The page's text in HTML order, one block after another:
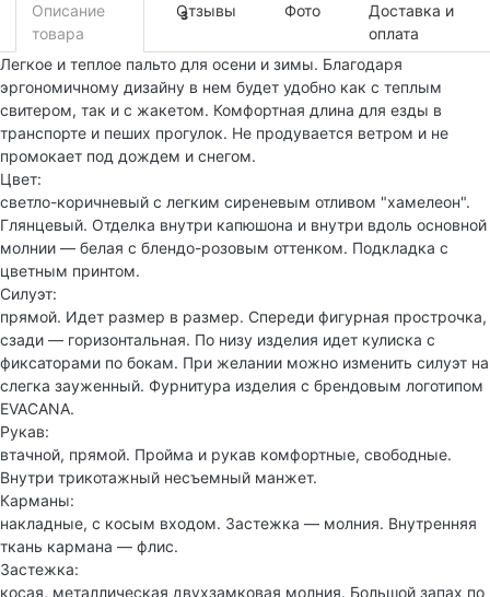
Описание
товара
Отзывы
3 Фото
Доставка и
оплата
Легкое и теплое пальто для осени и зимы. Благодаря
эргономичному дизайну в нем будет удобно как с теплым
свитером, так и с жакетом. Комфортная длина для езды в
транспорте и пеших прогулок. Не продувается ветром и не
промокает под дождем и снегом.
Цвет:
светло-коричневый с легким сиреневым отливом "хамелеон".
Глянцевый. Отделка внутри капюшона и внутри вдоль основной
молнии — белая с блендо-розовым оттенком. Подкладка с
цветным принтом.
Силуэт:
прямой. Идет размер в размер. Спереди фигурная прострочка,
сзади — горизонтальная. По низу изделия идет кулиска с
фиксаторами по бокам. При желании можно изменить силуэт на
слегка зауженный. Фурнитура изделия с брендовым логотипом
EVACANA.
Рукав:
втачной, прямой. Пройма и рукав комфортные, свободные.
Внутри трикотажный несъемный манжет.
Карманы:
накладные, с косым входом. Застежка — молния. Внутренняя
ткань кармана — флис.
Застежка:
косая, металлическая двухзамковая молния. Большой запах по